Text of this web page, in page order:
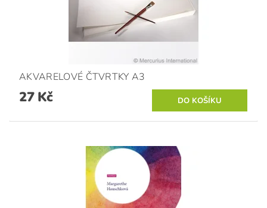
AKVARELOVÉ ČTVRTKY A3
27 Kč